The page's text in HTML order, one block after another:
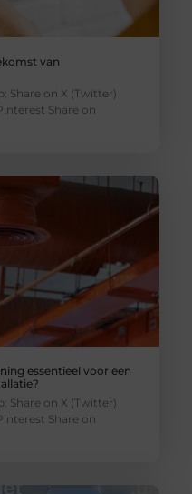
van
Share on X (Twitter)
Share on
essentieel voor een
Share on X (Twitter)
Share on